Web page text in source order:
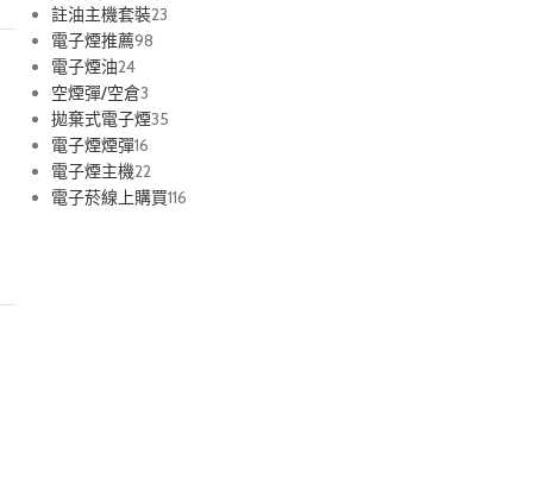
註油主機套裝23
電子煙推薦98
電子煙油24
空煙彈/空倉3
拋棄式電子煙35
電子煙煙彈16
電子煙主機22
電子菸線上購買116